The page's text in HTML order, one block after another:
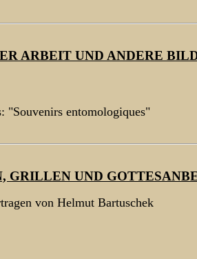
ARBEIT UND ANDERE
"Souvenirs entomologiques"
GRILLEN UND
von Helmut Bartuschek